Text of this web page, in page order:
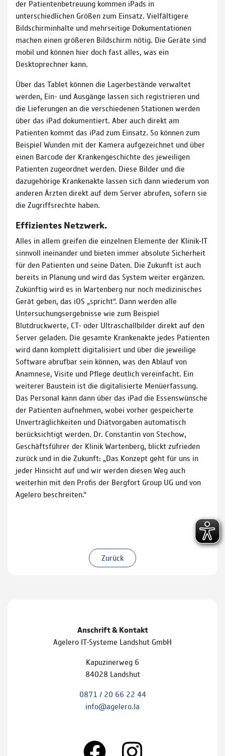
der Patientenbetreuung kommen iPads in
unterschiedlichen Größen zum Einsatz. Vielfältigere
Bildschirminhalte und mehrseitige Dokumentationen
machen einen größeren Bildschirm nötig. Die Geräte sind
mobil und können hier doch fast alles, was ein
Desktoprechner kann.
Über das Tablet können die Lagerbestände verwaltet
werden, Ein- und Ausgänge lassen sich registrieren und
die Lieferungen an die verschiedenen Stationen werden
über das iPad dokumentiert. Aber auch direkt am
Patienten kommt das iPad zum Einsatz. So können zum
Beispiel Wunden mit der Kamera aufgezeichnet und über
einen Barcode der Krankengeschichte des jeweiligen
Patienten zugeordnet werden. Diese Bilder und die
dazugehörige Krankenakte lassen sich dann wiederum von
anderen Ärzten direkt auf dem Server abrufen, sofern sie
die Zugriffsrechte haben.
Effizientes Netzwerk.
Alles in allem greifen die einzelnen Elemente der Klinik-IT
sinnvoll ineinander und bieten immer absolute Sicherheit
für den Patienten und seine Daten. Die Zukunft ist auch
bereits in Planung und wird das System weiter ergänzen.
Zukünftig wird es in Wartenberg nur noch medizinisches
Gerät geben, das iOS „spricht“. Dann werden alle
Untersuchungsergebnisse wie zum Beispiel
Blutdruckwerte, CT- oder Ultraschallbilder direkt auf den
Server geladen. Die gesamte Krankenakte jedes Patienten
wird dann komplett digitalisiert und über die jeweilige
Software abrufbar sein können, was den Ablauf von
Anamnese, Visite und Pflege deutlich vereinfacht. Ein
weiterer Baustein ist die digitalisierte Menüerfassung.
Das Personal kann dann über das iPad die Essenswünsche
der Patienten aufnehmen, wobei vorher gespeicherte
Unverträglichkeiten und Diätvorgaben automatisch
berücksichtigt werden. Dr. Constantin von Stechow,
Geschäftsführer der Klinik Wartenberg, blickt zufrieden
zurück und in die Zukunft: „Das Konzept geht für uns in
jeder Hinsicht auf und wir werden diesen Weg auch
weiterhin mit den Profis der Bergfort Group UG und von
Agelero beschreiten.“
Zurück
Anschrift & Kontakt
Agelero IT-Systeme Landshut GmbH
Kapuzinerweg 6
84028 Landshut
0871 / 20 66 22 44
info@agelero.la